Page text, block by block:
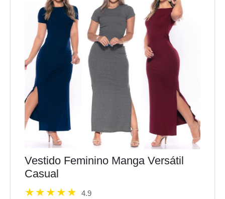
Vestido Feminino Manga Versátil
Casual
4.9